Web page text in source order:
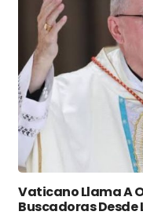
Vaticano Llama A
Buscadoras Desde